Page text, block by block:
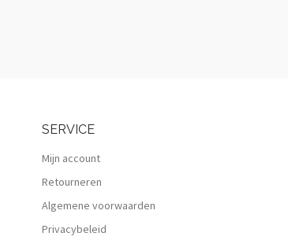
SERVICE
Mijn account
Retourneren
Algemene voorwaarden
Privacybeleid